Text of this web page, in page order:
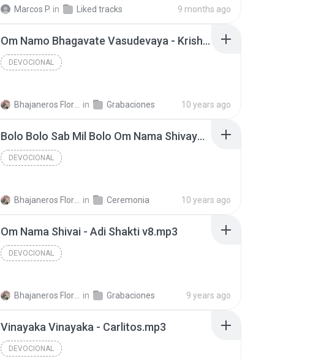
Marcos P. in Liked tracks 9 months ago
Om Namo Bhagavate Vasudevaya - Krishna Das.mp3
DEVOCIONAL
in Grabaciones 10 years ago
Bolo Bolo Sab Mil Bolo Om Nama Shivaya - Gala.mp3
DEVOCIONAL
in Ceremonia 10 years ago
Om Nama Shivai - Adi Shakti v8.mp3
DEVOCIONAL
in Grabaciones 9 years ago
Vinayaka Vinayaka - Carlitos.mp3
DEVOCIONAL